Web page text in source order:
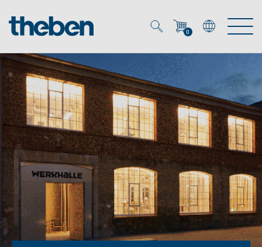
0
Produkte
Energy Manager
KNX
Smart Home
DALI
OEM
OEM-Lösungen
Ansprechpartner OEM
OEM-Referenzen
Lösungen
Zeit- und Lichtsteuerung
DALI-2 Lichtsteuerung
Service
Unternehmen